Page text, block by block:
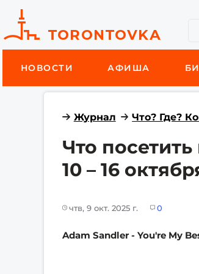
НОВОСТИ АФИША
Журнал Что? Где?
Что
10 – 16
чтв, 9 окт. 2025 г. 0
Adam Sandler - You're My